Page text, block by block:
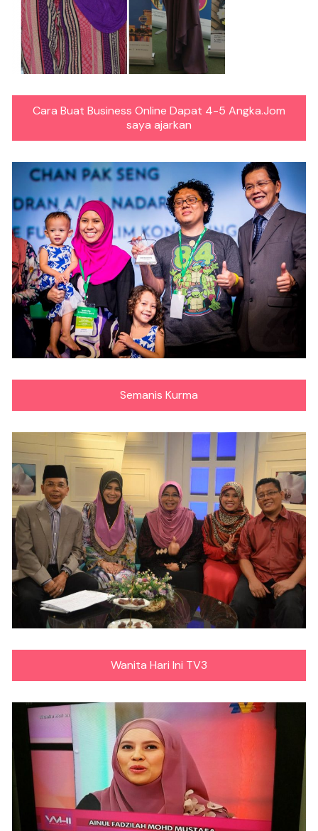
Cara Buat Business Online Dapat 4-5 Angka.Jom
saya ajarkan
Semanis Kurma
Wanita Hari Ini TV3